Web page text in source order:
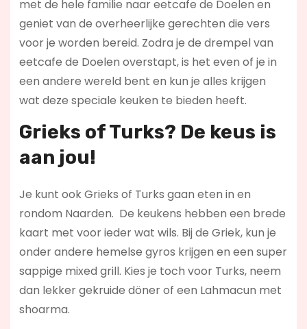
met de hele familie naar eetcafe de Doelen en
geniet van de overheerlijke gerechten die vers
voor je worden bereid. Zodra je de drempel van
eetcafe de Doelen overstapt, is het even of je in
een andere wereld bent en kun je alles krijgen
wat deze speciale keuken te bieden heeft.
Grieks of Turks? De keus is
aan jou!
Je kunt ook Grieks of Turks gaan eten in en
rondom Naarden. De keukens hebben een brede
kaart met voor ieder wat wils. Bij de Griek, kun je
onder andere hemelse gyros krijgen en een super
sappige mixed grill. Kies je toch voor Turks, neem
dan lekker gekruide döner of een Lahmacun met
shoarma.